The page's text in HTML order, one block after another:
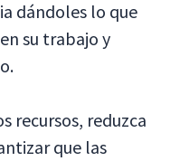
dándoles lo que
su trabajo y
recursos, reduzca
que las